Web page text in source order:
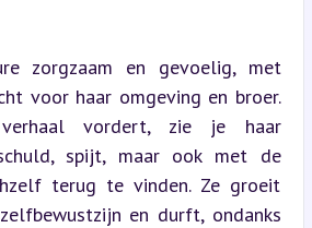
zorgzaam en gevoelig, met
voor haar omgeving en broer.
vordert, zie je haar
spijt, maar ook met de
terug te vinden. Ze groeit
en durft, ondanks